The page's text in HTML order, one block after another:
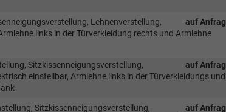
auf
Lehnenverstellung,
links in der Türverkleidung rechts und Armlehne
auf
Sitzkissenneigungsverstellung,
einstellbar, Armlehne links in der Türverkleidungs und
auf
Sitzkissenneigungsverstellung,